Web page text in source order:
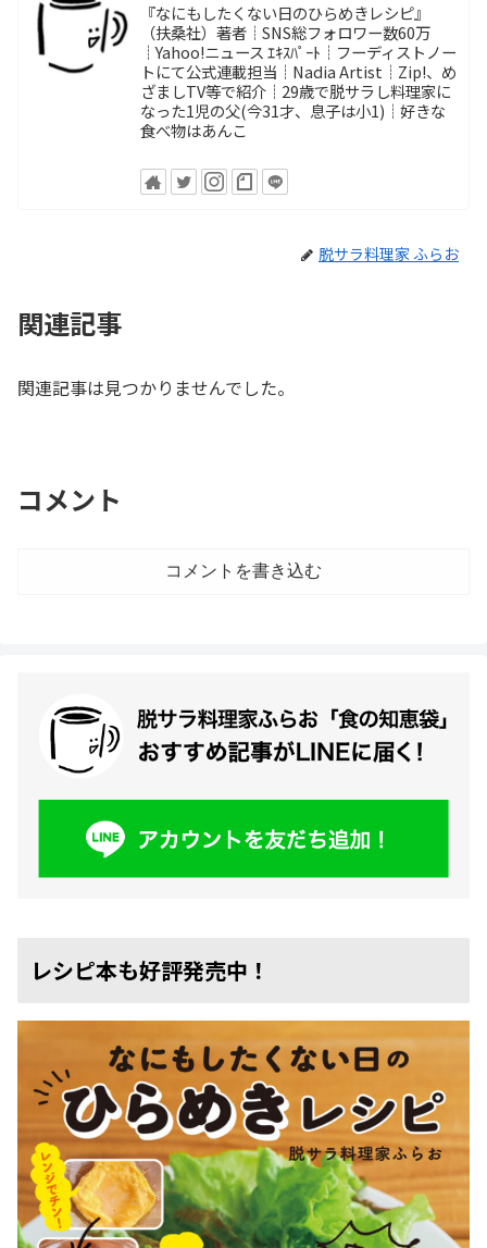
『なにもしたくない日のひらめきレシピ』
（扶桑社）著者┊SNS総フォロワー数60万
┊Yahoo!ニュース ｴｷｽﾊﾟｰﾄ┊フーディストノー
トにて公式連載担当┊Nadia Artist┊Zip!、め
ざましTV等で紹介┊29歳で脱サラし料理家に
なった1児の父(今31才、息子は小1)┊好きな
食べ物はあんこ
脱サラ料理家 ふらお
関連記事
関連記事は見つかりませんでした。
コメント
コメントを書き込む
レシピ本も好評発売中！